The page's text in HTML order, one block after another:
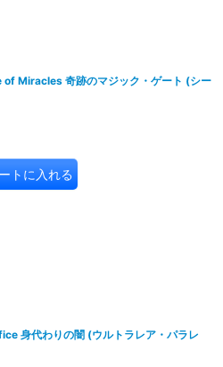
Miracles 奇跡のマジック・ゲート (シー
トに入れる
身代わりの闇 (ウルトラレア・パラレ